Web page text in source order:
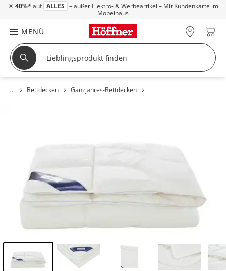
☀ 40%* auf ALLES – außer Elektro- & Werbeartikel – Mit Kundenkarte im
Möbelhaus
MENÜ
Bettdecken Ganzjahres-Bettdecken